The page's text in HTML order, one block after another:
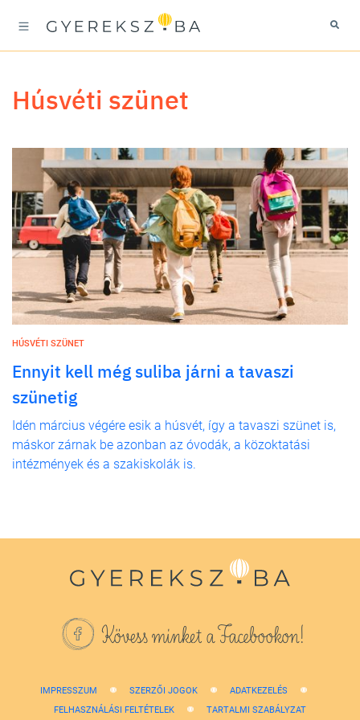
húsvéti szünet
HÚSVÉTI SZÜNET
Ennyit kell még suliba járni a tavaszi
szünetig
Idén március végére esik a húsvét, így a tavaszi szünet is,
máskor zárnak be azonban az óvodák, a közoktatási
intézmények és a szakiskolák is.
Kövess minket a Facebookon!
IMPRESSZUM SZERZŐI JOGOK
ADATKEZELÉS
FELHASZNÁLÁSI FELTÉTELEK
TARTALMI SZABÁLYZAT